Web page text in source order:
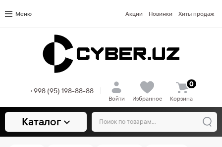
Меню Акции Новинки Хиты продаж
+998 (95) 198-88-88
Войти Избранное Корзина
0
Каталог